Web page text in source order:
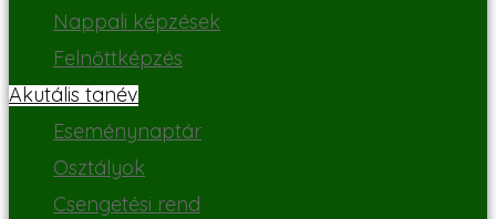
Nappali képzések
Felnőttképzés
Akutális tanév
Eseménynaptár
Osztályok
Csengetési rend